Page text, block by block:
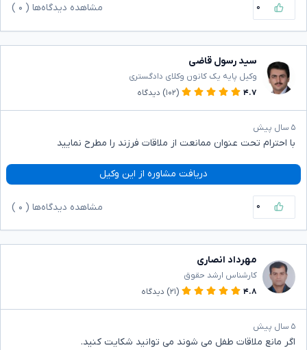
۰ مشاهده دیدگاه‌ها ( ۰
سید رسول قاضی
وکیل پایه یک کانون وکلای دادگستری
۴.۷
(۱۰۲) دیدگاه
۵ سال پیش
با احترام تحت عنوان ممانعت از ملاقات فرزند را مطرح نمایید
دریافت مشاوره از این وکیل
۰ مشاهده دیدگاه‌ها ( ۰
مهرداد انصاری
کارشناس ارشد حقوق
۴.۸
(۲۱) دیدگاه
۵ سال پیش
اگر مانع ملاقات طفل می شوند می توانید شکایت کنید.